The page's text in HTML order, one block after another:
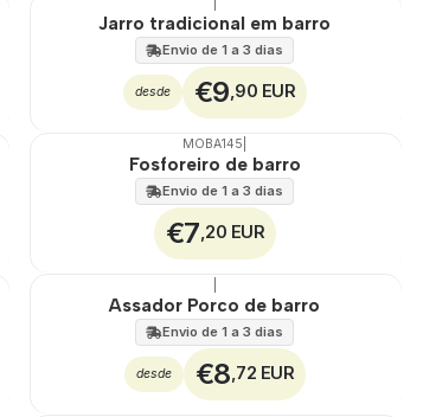
Jarro tradicional em barro
Envio de 1 a 3 dias
desde €9 ,90 EUR
MOBA145
Fosforeiro de barro
Envio de 1 a 3 dias
€7 ,20 EUR
Assador Porco de barro
Envio de 1 a 3 dias
desde €8 ,72 EUR